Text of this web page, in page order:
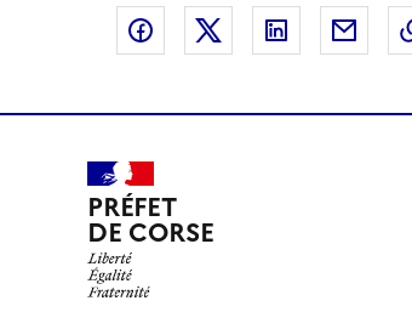
Partager sur Facebook
Partager sur X
Partager
PRÉFET
DE CORSE